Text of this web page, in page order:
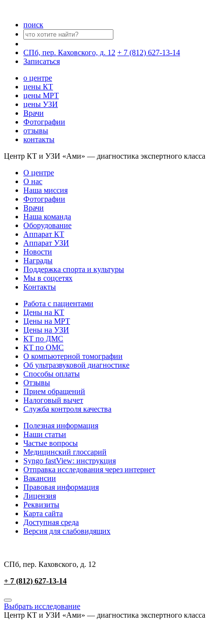
поиск
СПб, пер. Каховского, д. 12 + 7 (812) 627-13-14
Записаться
о центре
цены КТ
цены МРТ
цены УЗИ
Врачи
Фотографии
отзывы
контакты
Центр КТ и УЗИ «Ами» — диагностика экспертного класса
О центре
О нас
Наша миссия
Фотографии
Врачи
Наша команда
Оборудование
Аппарат КТ
Аппарат УЗИ
Новости
Награды
Поддержка спорта и культуры
Мы в соцсетях
Контакты
Работа с пациентами
Цены на КТ
Цены на МРТ
Цены на УЗИ
КТ по ДМС
КТ по ОМС
О компьютерной томографии
Об ультразвуковой диагностике
Способы оплаты
Отзывы
Прием обращений
Налоговый вычет
Служба контроля качества
Полезная информация
Наши статьи
Частые вопросы
Медицинский глоссарий
Syngo fastView: инструкция
Отправка исследования через интернет
Вакансии
Правовая информация
Лицензия
Реквизиты
Карта сайта
Доступная среда
Версия для слабовидящих
СПб, пер. Каховского, д. 12
+ 7 (812) 627-13-14
Выбрать исследование
Центр КТ и УЗИ «Ами» — диагностика экспертного класса